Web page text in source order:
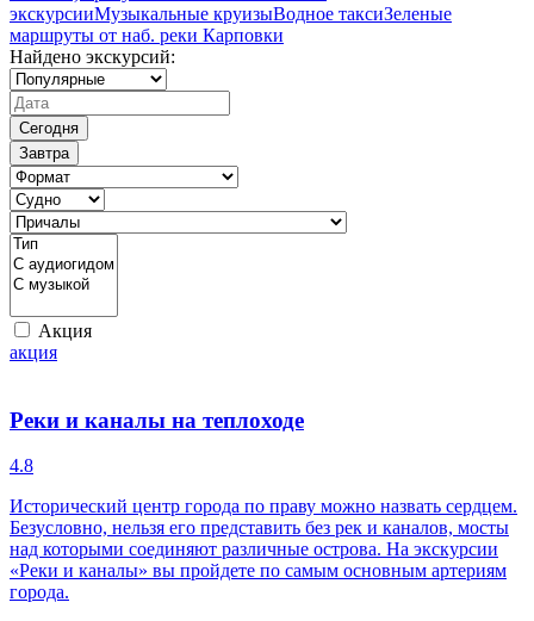
экскурсииМузыкальные круизыВодное таксиЗеленые
маршруты от наб. реки Карповки
Найдено экскурсий:
Сегодня
Завтра
Акция
акция
Реки и каналы на теплоходе
4.8
Исторический центр города по праву можно назвать сердцем.
Безусловно, нельзя его представить без рек и каналов, мосты
над которыми соединяют различные острова. На экскурсии
«Реки и каналы» вы пройдете по самым основным артериям
города.